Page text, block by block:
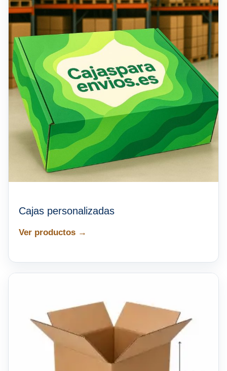
Cajas personalizadas
Ver productos →